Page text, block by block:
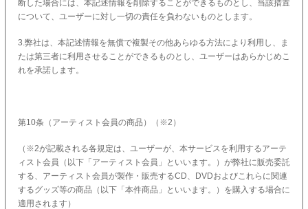
断した場合には、本記述情報を削除することができるものとし、当該措置
について、ユーザーに対し一切の責任を負わないものとします。
3.弊社は、本記述情報を無償で複製その他あらゆる方法により利用し、ま
たは第三者に利用させることができるものとし、ユーザーはあらかじめこ
れを承諾します。
第10条（アーティスト会員の商品）（※2）
（※2が記載される各規定は、ユーザーが、本サービスを利用するアーテ
ィスト会員（以下「アーティスト会員」といいます。）が弊社に販売委託
する、アーティスト会員が製作・販売するCD、DVDおよびこれらに関連
するグッズ等の商品（以下「本件商品」といいます。）を購入する場合に
適用されます）